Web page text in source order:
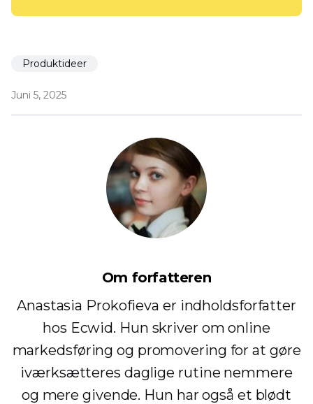
Produktideer
Juni 5, 2025
Om forfatteren
Anastasia Prokofieva er indholdsforfatter
hos Ecwid. Hun skriver om online
markedsføring og promovering for at gøre
iværksætteres daglige rutine nemmere
og mere givende. Hun har også et blødt